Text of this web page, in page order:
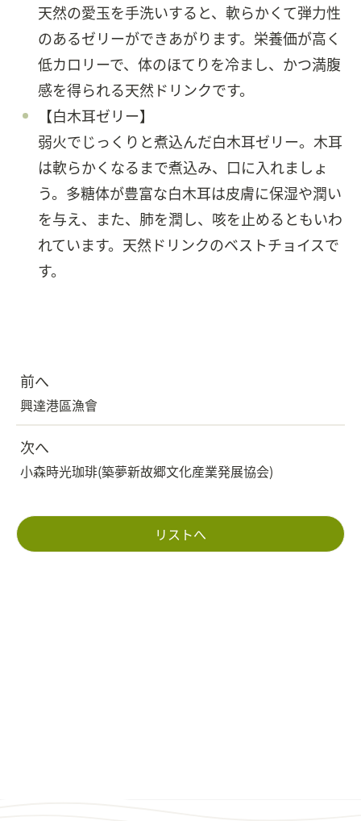
天然の愛玉を手洗いすると、軟らかくて弾力性
のあるゼリーができあがります。栄養価が高く
低カロリーで、体のほてりを冷まし、かつ満腹
感を得られる天然ドリンクです。
【白木耳ゼリー】
弱火でじっくりと煮込んだ白木耳ゼリー。木耳
は軟らかくなるまで煮込み、口に入れましょ
う。多糖体が豊富な白木耳は皮膚に保湿や潤い
を与え、また、肺を潤し、咳を止めるともいわ
れています。天然ドリンクのベストチョイスで
す。
前へ
興達港區漁會
次へ
小森時光珈琲(築夢新故郷文化産業発展協会)
リストへ